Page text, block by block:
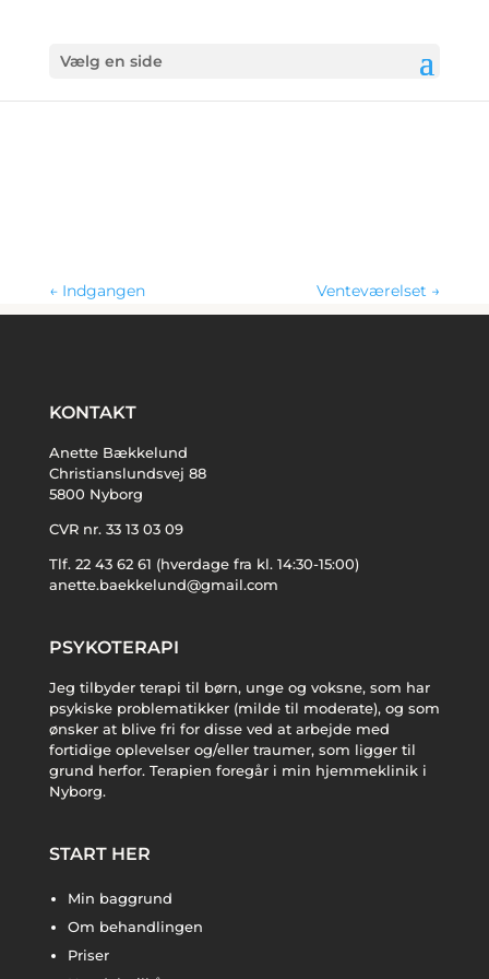
Vælg en side
←Indgangen Venteværelset →
KONTAKT
Anette Bækkelund
Christianslundsvej 88
5800 Nyborg
CVR nr. 33 13 03 09
Tlf. 22 43 62 61 (hverdage fra kl. 14:30-15:00)
anette.baekkelund@gmail.com
PSYKOTERAPI
Jeg tilbyder terapi til børn, unge og voksne, som har
psykiske problematikker (milde til moderate), og som
ønsker at blive fri for disse ved at arbejde med
fortidige oplevelser og/eller traumer, som ligger til
grund herfor. Terapien foregår i min hjemmeklinik i
Nyborg.
START HER
Min baggrund
Om behandlingen
Priser